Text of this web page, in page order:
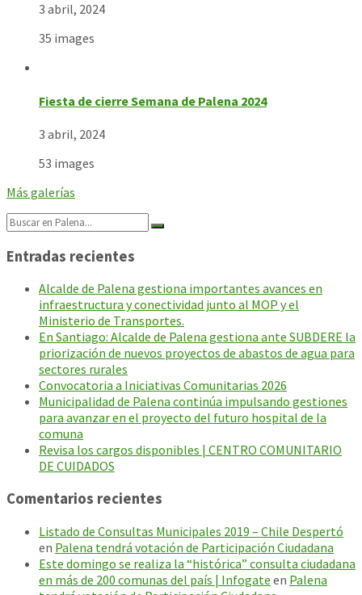
3 abril, 2024
35 images
Fiesta de cierre Semana de Palena 2024
3 abril, 2024
53 images
Más galerías
Search:
Entradas recientes
Alcalde de Palena gestiona importantes avances en
infraestructura y conectividad junto al MOP y el
Ministerio de Transportes.
En Santiago: Alcalde de Palena gestiona ante SUBDERE la
priorización de nuevos proyectos de abastos de agua para
sectores rurales
Convocatoria a Iniciativas Comunitarias 2026
Municipalidad de Palena continúa impulsando gestiones
para avanzar en el proyecto del futuro hospital de la
comuna
Revisa los cargos disponibles | CENTRO COMUNITARIO
DE CUIDADOS
Comentarios recientes
Listado de Consultas Municipales 2019 – Chile Despertó
en Palena tendrá votación de Participación Ciudadana
Este domingo se realiza la “histórica” consulta ciudadana
en más de 200 comunas del país | Infogate en Palena